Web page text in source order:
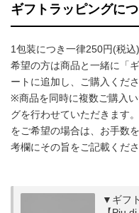
ギフトラッピングに
1包装につき一律250円(税
希望の方は商品と一緒に「
ートに追加し、ご購入くださ
※商品を同時に複数ご購入
グを行わせていただきます
をご希望の場合は、お手数
考欄にその旨をご記載くださ
▼ギフ